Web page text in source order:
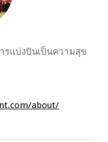
รแบ่งปันเป็นความสุข
about/